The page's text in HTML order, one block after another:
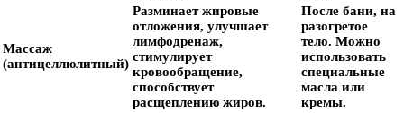
Массаж
(антицеллюлитный)
Разминает жировые
отложения, улучшает
лимфодренаж,
стимулирует
кровообращение,
способствует
расщеплению жиров.
После бани, на
разогретое
тело. Можно
использовать
специальные
масла или
кремы.